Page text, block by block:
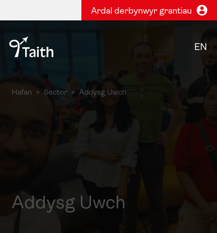
Ardal derbynwyr grantiau
EN
Hafan Sector Addysg Uwch
Addysg Uwch